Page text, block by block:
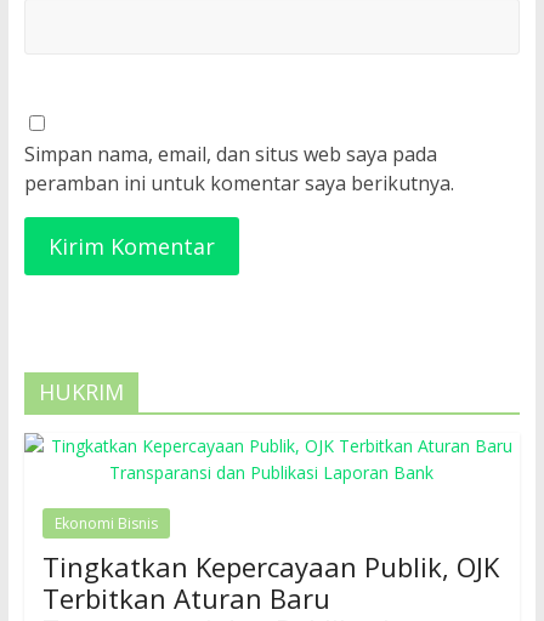
Simpan nama, email, dan situs web saya pada
peramban ini untuk komentar saya berikutnya.
HUKRIM
Ekonomi Bisnis
Tingkatkan Kepercayaan Publik, OJK
Terbitkan Aturan Baru